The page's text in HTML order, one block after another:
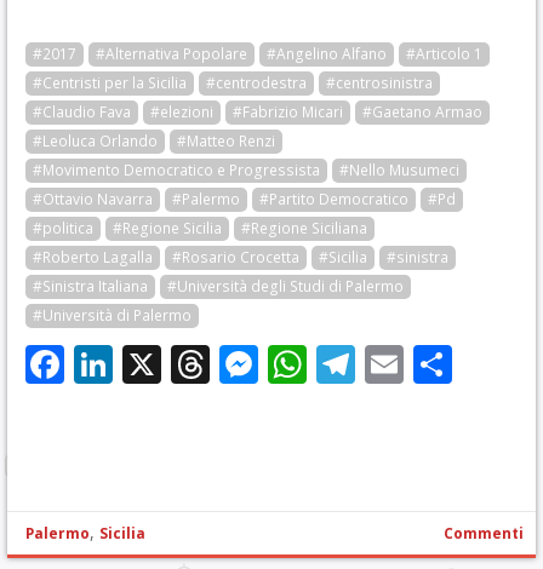
#2017 #Alternativa Popolare #Angelino Alfano
#Articolo 1
#Centristi per la Sicilia
#centrodestra
#centrosinistra
#Claudio Fava
#elezioni #Fabrizio Micari
#Gaetano Armao
#Leoluca Orlando
#Matteo Renzi
#Movimento Democratico e Progressista
#Nello Musumeci
#Ottavio Navarra
#Palermo #Partito Democratico
#Pd
#politica
#Regione Sicilia
#Regione Siciliana
#Roberto Lagalla
#Rosario Crocetta #Sicilia
#sinistra
#Sinistra Italiana
#Università degli Studi di Palermo
#Università di Palermo
Facebook
LinkedIn
X Threads
Messenger
WhatsApp
Telegram
Email
Palermo, Sicilia Commenti